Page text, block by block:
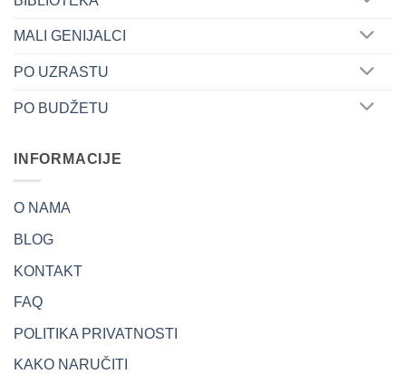
MALI GENIJALCI
PO UZRASTU
PO BUDŽETU
INFORMACIJE
O NAMA
BLOG
KONTAKT
FAQ
POLITIKA PRIVATNOSTI
KAKO NARUČITI